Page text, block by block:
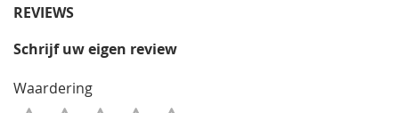
REVIEWS
Schrijf uw eigen review
Waardering